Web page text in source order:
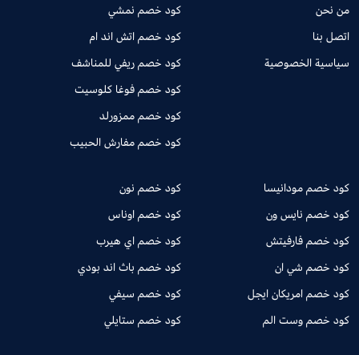
من نحن
اتصل بنا
سياسية الخصوصية
كود خصم نمشي
كود خصم اتش اند ام
كود خصم ريفي للمناشف
كود خصم فوغا كلوسيت
كود خصم ممزورلد
كود خصم مفارش الحبيب
كود خصم مودانيسا
كود خصم نايس ون
كود خصم فارفيتش
كود خصم شي ان
كود خصم امريكان ايجل
كود خصم وست الم
كود خصم نون
كود خصم اوناس
كود خصم اي هيرب
كود خصم باث اند بودي
كود خصم سيفي
كود خصم ستايلي